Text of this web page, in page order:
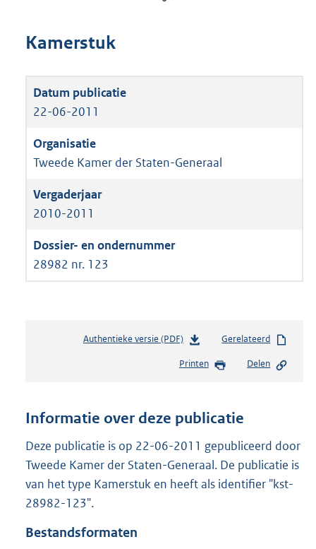
Kamerstuk
22-06-2011
Tweede Kamer der Staten-Generaal
2010-2011
28982 nr. 123
Authentieke versie (PDF)b
s
n
s
r
o
Gerelateerd
Printen Delen
Informatie over deze publicatie
Deze publicatie is op 22-06-2011 gepubliceerd door
Tweede Kamer der Staten-Generaal. De publicatie is
van het type Kamerstuk en heeft als identifier "kst-
28982-123".
Bestandsformaten